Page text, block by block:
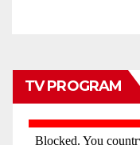
TV PROGRAM